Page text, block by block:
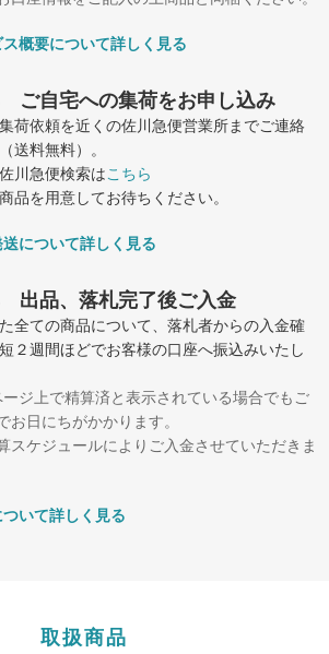
ス概要について詳しく見る
ご自宅への集荷をお申し込み
荷依頼を近くの佐川急便営業所までご連絡
送料無料）。
川急便検索はこちら
品を用意してお待ちください。
送について詳しく見る
出品、落札完了後ご入金
全ての商品について、落札者からの入金確
２週間ほどでお客様の口座へ振込みいたし
ージ上で精算済と表示されている場合でもご
お日にちがかかります。
スケジュールによりご入金させていただきま
ついて詳しく見る
取扱商品